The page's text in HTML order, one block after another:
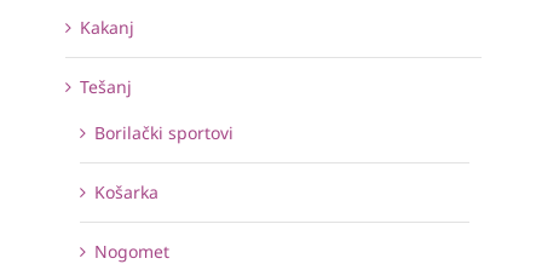
Kakanj
Tešanj
Borilački sportovi
Košarka
Nogomet